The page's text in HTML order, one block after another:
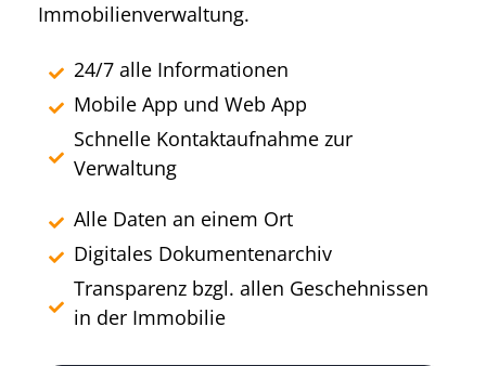
Immobilienverwaltung.
24/7 alle Informationen
Mobile App und Web App
Schnelle Kontaktaufnahme zur
Verwaltung
Alle Daten an einem Ort
Digitales Dokumentenarchiv
Transparenz bzgl. allen Geschehnissen
in der Immobilie